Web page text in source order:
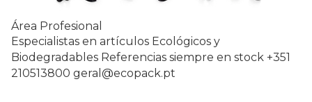
Área Profesional
Especialistas en artículos Ecológicos y
Biodegradables Referencias siempre en stock +351
210513800 geral@ecopack.pt